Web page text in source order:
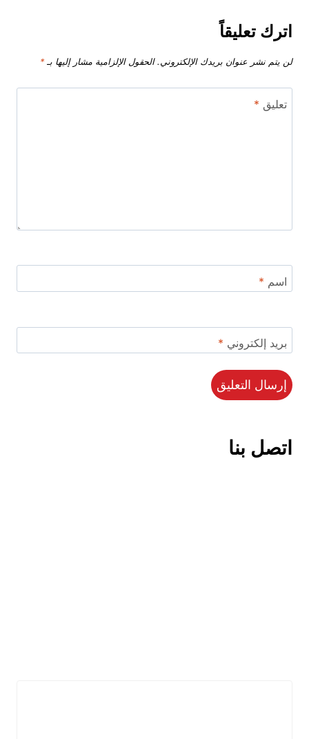
اترك تعليقاً
لن يتم نشر عنوان بريدك الإلكتروني. الحقول الإلزامية مشار إليها بـ*
تعليق *
اسم *
بريد إلكتروني *
اتصل بنا